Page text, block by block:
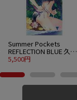
Summer Pockets
REFLECTION BLUE 久島
鴎 120cmビッグタオル
5,500円